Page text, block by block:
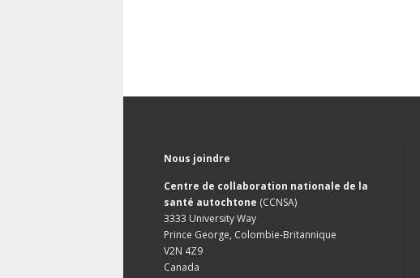
Nous joindre
Centre de collaboration nationale de la
santé autochtone (CCNSA)
3333 University Way
Prince George, Colombie-Britannique
V2N 4Z9
Canada